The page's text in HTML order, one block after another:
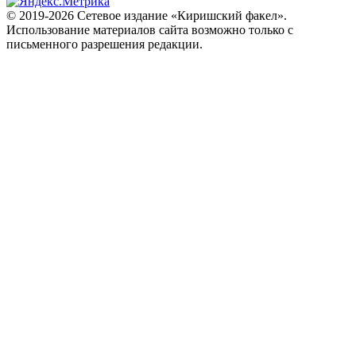
© 2019-2026 Сетевое издание «Киришский факел».
Использование материалов сайта возможно только с
письменного разрешения редакции.